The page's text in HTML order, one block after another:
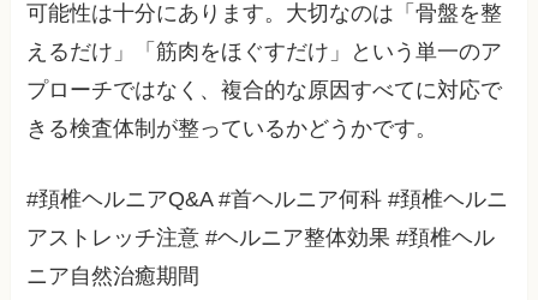
可能性は十分にあります。大切なのは「骨盤を整
えるだけ」「筋肉をほぐすだけ」という単一のア
プローチではなく、複合的な原因すべてに対応で
きる検査体制が整っているかどうかです。
#頚椎ヘルニアQ&A #首ヘルニア何科 #頚椎ヘルニ
アストレッチ注意 #ヘルニア整体効果 #頚椎ヘル
ニア自然治癒期間